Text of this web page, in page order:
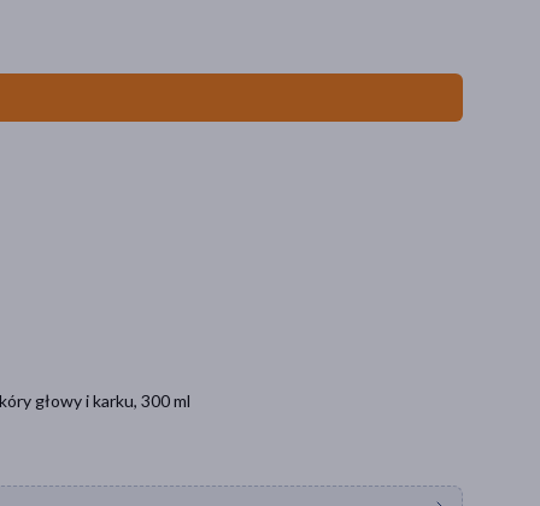
głowy i karku, 300 ml